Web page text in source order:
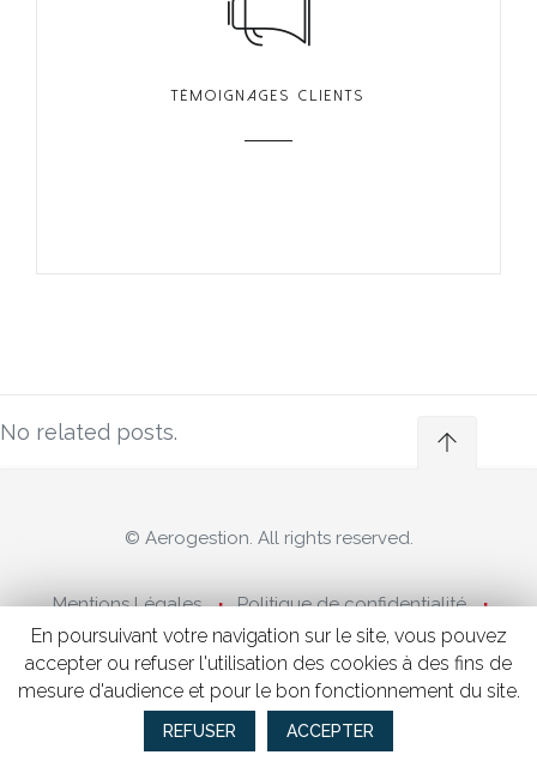
TÉMOIGNAGES CLIENTS
No related posts.
© Aerogestion. All rights reserved.
Mentions Légales
Politique de confidentialité
Revenue management
En poursuivant votre navigation sur le site, vous pouvez
accepter ou refuser l'utilisation des cookies à des fins de
mesure d'audience et pour le bon fonctionnement du site.
REFUSER ACCEPTER